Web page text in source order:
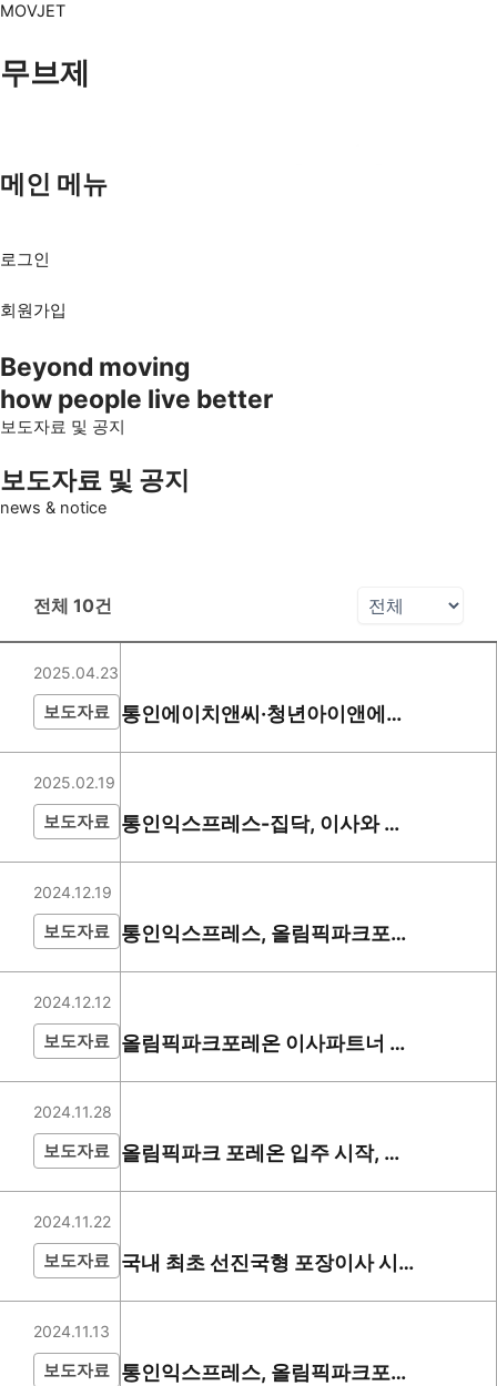
콘텐츠로
MOVJET
무브제
메인 메뉴
로그인
회원가입
Beyond moving
how people live better
보도자료 및 공지
보도자료 및 공지
news & notice
전체 10건
2025.04.23
보도자료
통인에이치앤씨·청년아이앤에스,
2025.02.19
보도자료
통인익스프레스-집닥, 이사와 인
2024.12.19
보도자료
통인익스프레스, 올림픽파크포레
2024.12.12
보도자료
올림픽파크포레온 이사파트너 통
2024.11.28
보도자료
올림픽파크 포레온 입주 시작, 무
2024.11.22
보도자료
국내 최초 선진국형 포장이사 시
2024.11.13
보도자료
통인익스프레스, 올림픽파크포레